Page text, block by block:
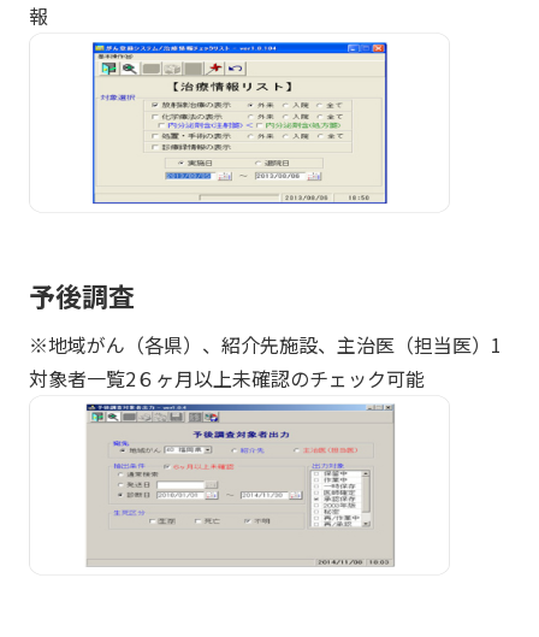
報
予後調査
※地域がん（各県）、紹介先施設、主治医（担当医）1
対象者一覧2６ヶ月以上未確認のチェック可能